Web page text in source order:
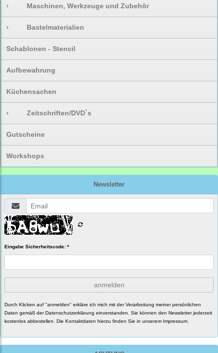
› Maschinen, Werkzeuge und Zubehör
› Bastelmaterialien
Schablonen - Stencil
Aufbewahrung
Küchensachen
› Zeitschriften/DVD`s
Gutscheine
Workshops
Newsletter
Eingabe Sicherheitscode: *
anmelden
Durch Klicken auf "anmelden" erkläre ich mich mit der Verarbeitung meiner persönlichen
Daten gemäß der Datenschutzerklärung einverstanden. Sie können den Newsletter jederzeit
kostenlos abbestellen. Die Kontaktdaten hierzu finden Sie in unserem Impressum.